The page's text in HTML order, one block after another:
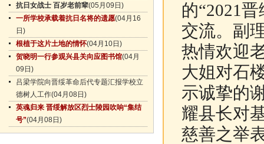
抗日女战士 百岁老前辈(05月09日)
一所学校承载着抗日名将的遗愿(04月16
日)
根植于这片土地的情怀(04月10日)
贺晓明一行参观兴县关向应图书馆(04月
09日)
吕梁学院向晋绥革命后代专题汇报学校立
德树人工作(04月08日)
英魂归来 晋绥解放区烈士陵园吹响“集结
号”(04月08日)
的“2021
交流。副
热情欢迎
大姐对石
示诚挚的
耀县长对
慈善之举